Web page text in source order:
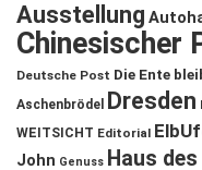
Ausstellung
Chinesischer
Deutsche Post Die Ente
Aschenbrödel
Dresden
WEITSICHT Editorial
John Genuss Haus